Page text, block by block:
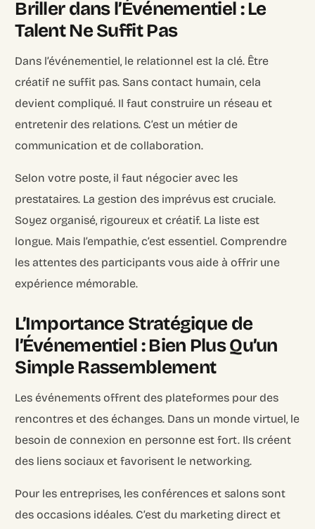
Briller dans l’Événementiel : Le
Talent Ne Suffit Pas
Dans l’événementiel, le relationnel est la clé. Être
créatif ne suffit pas. Sans contact humain, cela
devient compliqué. Il faut construire un réseau et
entretenir des relations. C’est un métier de
communication et de collaboration.
Selon votre poste, il faut négocier avec les
prestataires. La gestion des imprévus est cruciale.
Soyez organisé, rigoureux et créatif. La liste est
longue. Mais l’empathie, c’est essentiel. Comprendre
les attentes des participants vous aide à offrir une
expérience mémorable.
L’Importance Stratégique de
l’Événementiel : Bien Plus Qu’un
Simple Rassemblement
Les événements offrent des plateformes pour des
rencontres et des échanges. Dans un monde virtuel, le
besoin de connexion en personne est fort. Ils créent
des liens sociaux et favorisent le networking.
Pour les entreprises, les conférences et salons sont
des occasions idéales. C’est du marketing direct et